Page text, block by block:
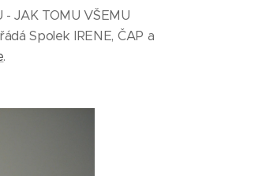
- JAK TOMU VŠEMU
Spolek IRENE, ČAP a
.